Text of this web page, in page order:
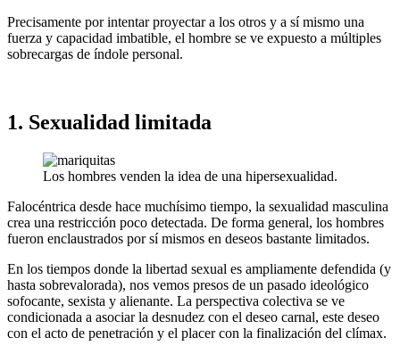
Precisamente por intentar proyectar a los otros y a sí mismo una
fuerza y capacidad imbatible, el hombre se ve expuesto a múltiples
sobrecargas de índole personal.
1. Sexualidad limitada
Los hombres venden la idea de una hipersexualidad.
Falocéntrica desde hace muchísimo tiempo, la sexualidad masculina
crea una restricción poco detectada. De forma general, los hombres
fueron enclaustrados por sí mismos en deseos bastante limitados.
En los tiempos donde la libertad sexual es ampliamente defendida (y
hasta sobrevalorada), nos vemos presos de un pasado ideológico
sofocante, sexista y alienante. La perspectiva colectiva se ve
condicionada a asociar la desnudez con el deseo carnal, este deseo
con el acto de penetración y el placer con la finalización del clímax.